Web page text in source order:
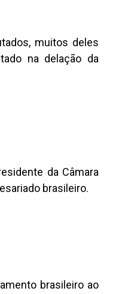
muitos deles
na delação da
da Câmara
brasileiro.
brasileiro ao